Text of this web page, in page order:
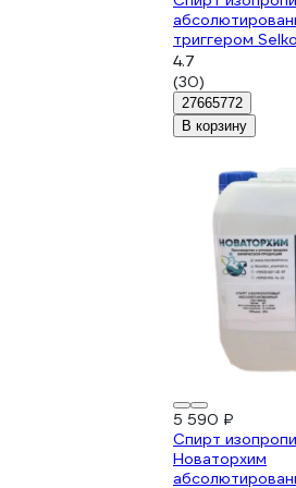
триггером
4.7
(30)
27665772
В корзину
5 590 ₽
Спирт
Новаторхим